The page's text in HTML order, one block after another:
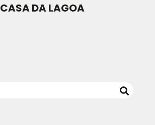
CASA DA LAGOA